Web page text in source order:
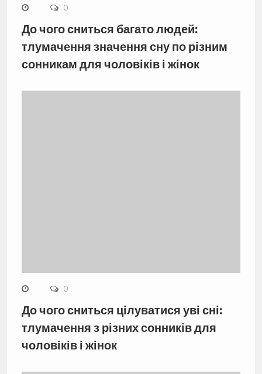
0
До чого сниться багато людей:
тлумачення значення сну по різним
сонникам для чоловіків і жінок
0
До чого сниться цілуватися уві сні:
тлумачення з різних сонників для
чоловіків і жінок